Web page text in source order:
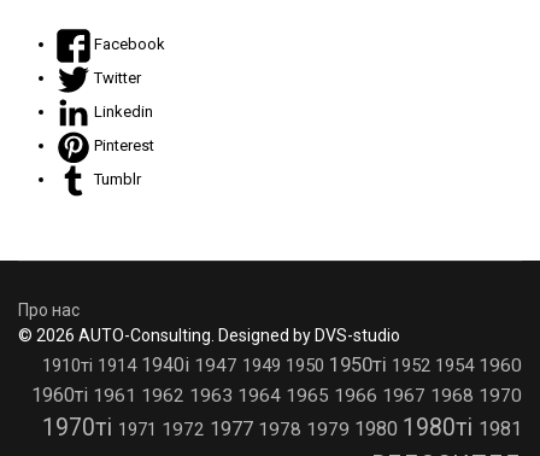
Facebook
Twitter
Linkedin
Pinterest
Tumblr
Про нас
© 2026 AUTO-Consulting. Designed by DVS-studio
1910ті 1914 1940і 1947 1949 1950 1950ті 1952 1954 1960
1960ті 1961 1962 1963 1964 1965 1966 1967 1968 1970
1970ті 1971 1972 1977 1978 1979 1980 1980ті 1981